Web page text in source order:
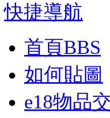
快捷導航
首頁BBS
如何貼圖
e18物品